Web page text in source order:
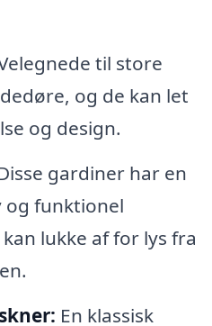
til store
og de kan let
og design.
gardiner har en
og funktionel
lukke af for lys fra
En klassisk